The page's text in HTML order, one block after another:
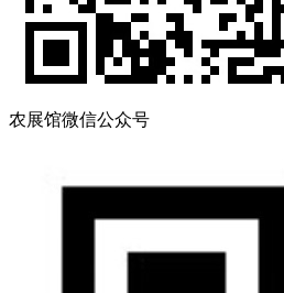
农展馆微信公众号